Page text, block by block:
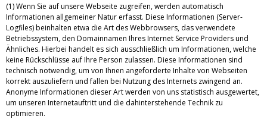
(1) Wenn Sie auf unsere Webseite zugreifen, werden automatisch
Informationen allgemeiner Natur erfasst. Diese Informationen (Server-
Logfiles) beinhalten etwa die Art des Webbrowsers, das verwendete
Betriebssystem, den Domainnamen Ihres Internet Service Providers und
Ähnliches. Hierbei handelt es sich ausschließlich um Informationen, welche
keine Rückschlüsse auf Ihre Person zulassen. Diese Informationen sind
technisch notwendig, um von Ihnen angeforderte Inhalte von Webseiten
korrekt auszuliefern und fallen bei Nutzung des Internets zwingend an.
Anonyme Informationen dieser Art werden von uns statistisch ausgewertet,
um unseren Internetauftritt und die dahinterstehende Technik zu
optimieren.